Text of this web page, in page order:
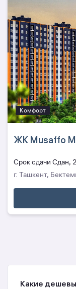
Комфорт
ЖК Musaffo
Cрок сдачи Сдан,
г. Ташкент,
Какие